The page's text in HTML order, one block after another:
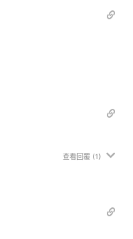
查看回覆 (1)